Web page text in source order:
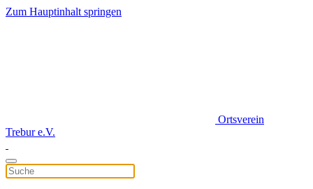
Zum Hauptinhalt springen
Ortsverein
Trebur e.V.